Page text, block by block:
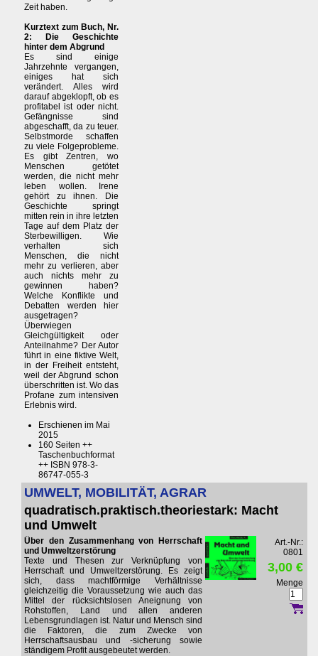
Zeit haben.
Kurztext zum Buch, Nr.
2: Die Geschichte
hinter dem Abgrund
Es sind einige
Jahrzehnte vergangen,
einiges hat sich
verändert. Alles wird
darauf abgeklopft, ob es
profitabel ist oder nicht.
Gefängnisse sind
abgeschafft, da zu teuer.
Selbstmorde schaffen
zu viele Folgeprobleme.
Es gibt Zentren, wo
Menschen getötet
werden, die nicht mehr
leben wollen. Irene
gehört zu ihnen. Die
Geschichte springt
mitten rein in ihre letzten
Tage auf dem Platz der
Sterbewilligen. Wie
verhalten sich
Menschen, die nicht
mehr zu verlieren, aber
auch nichts mehr zu
gewinnen haben?
Welche Konflikte und
Debatten werden hier
ausgetragen?
Überwiegen
Gleichgültigkeit oder
Anteilnahme? Der Autor
führt in eine fiktive Welt,
in der Freiheit entsteht,
weil der Abgrund schon
überschritten ist. Wo das
Profane zum intensiven
Erlebnis wird.
Erschienen im Mai
2015
160 Seiten ++
Taschenbuchformat
++ ISBN 978-3-
86747-055-3
UMWELT, MOBILITÄT, AGRAR
quadratisch.praktisch.theoriestark: Macht
und Umwelt
Über den Zusammenhang von Herrschaft
und Umweltzerstörung
Texte und Thesen zur Verknüpfung von
Herrschaft und Umweltzerstörung. Es zeigt
sich, dass machtförmige Verhältnisse
gleichzeitig die Voraussetzung wie auch das
Mittel der rücksichtslosen Aneignung von
Rohstoffen, Land und allen anderen
Lebensgrundlagen ist. Natur und Mensch sind
die Faktoren, die zum Zwecke von
Herrschaftsausbau und -sicherung sowie
ständigem Profit ausgebeutet werden.
Art.-Nr.:
0801
3,00 €
Menge